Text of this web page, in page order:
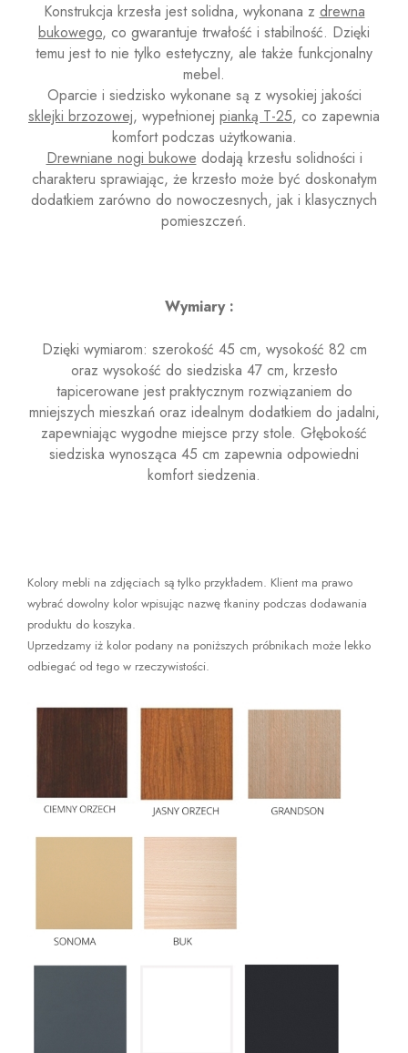
Konstrukcja krzesła jest solidna, wykonana z drewna
bukowego, co gwarantuje trwałość i stabilność. Dzięki
temu jest to nie tylko estetyczny, ale także funkcjonalny
mebel.
Oparcie i siedzisko wykonane są z wysokiej jakości
sklejki brzozowej, wypełnionej pianką T-25, co zapewnia
komfort podczas użytkowania.
Drewniane nogi bukowe dodają krzesłu solidności i
charakteru sprawiając, że krzesło może być doskonałym
dodatkiem zarówno do nowoczesnych, jak i klasycznych
pomieszczeń.
Wymiary :
Dzięki wymiarom: szerokość 45 cm, wysokość 82 cm
oraz wysokość do siedziska 47 cm, krzesło
tapicerowane jest praktycznym rozwiązaniem do
mniejszych mieszkań oraz idealnym dodatkiem do jadalni,
zapewniając wygodne miejsce przy stole. Głębokość
siedziska wynosząca 45 cm zapewnia odpowiedni
komfort siedzenia.
Kolory mebli na zdjęciach są tylko przykładem. Klient ma prawo
wybrać dowolny kolor wpisując nazwę tkaniny podczas dodawania
produktu do koszyka.
Uprzedzamy iż kolor podany na poniższych próbnikach może lekko
odbiegać od tego w rzeczywistości.